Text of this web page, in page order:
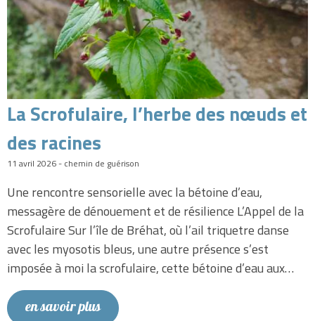
La Scrofulaire, l’herbe des nœuds et
des racines
11 avril 2026 - chemin de guérison
Une rencontre sensorielle avec la bétoine d’eau,
messagère de dénouement et de résilience L’Appel de la
Scrofulaire Sur l’île de Bréhat, où l’ail triquetre danse
avec les myosotis bleus, une autre présence s’est
imposée à moi la scrofulaire, cette bétoine d’eau aux…
en savoir plus